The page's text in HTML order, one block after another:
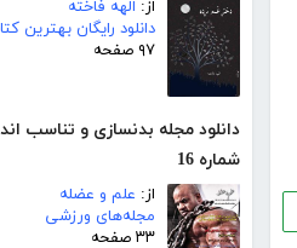
از: الهه فاخته
دانلود رایگان بهترین
۹۷ صفحه
دانلود مجله بدنسازی و تناسب
شماره 16
از: علم و عضله
مجله‌های ورزشی
۳۳ صفحه